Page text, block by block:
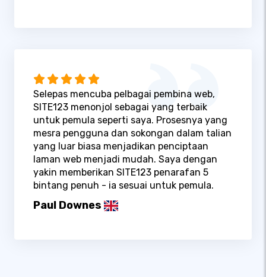
Selepas mencuba pelbagai pembina web,
SITE123 menonjol sebagai yang terbaik
untuk pemula seperti saya. Prosesnya yang
mesra pengguna dan sokongan dalam talian
yang luar biasa menjadikan penciptaan
laman web menjadi mudah. Saya dengan
yakin memberikan SITE123 penarafan 5
bintang penuh - ia sesuai untuk pemula.
Paul Downes